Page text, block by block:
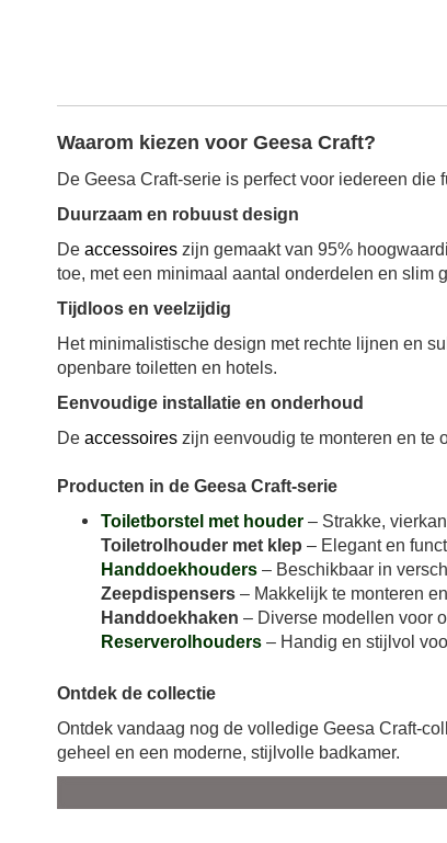
Waarom kiezen voor Geesa Craft?
De Geesa Craft-serie is perfect voor iedereen
Duurzaam en robuust design
De accessoires zijn gemaakt van 95%
toe, met een minimaal aantal onderdelen en slim
Tijdloos en veelzijdig
Het minimalistische design met rechte lijnen en
openbare toiletten en hotels.
Eenvoudige installatie en onderhoud
De accessoires zijn eenvoudig te monteren en te
Producten in de Geesa Craft-serie
Toiletborstel met houder – Strakke,
Toiletrolhouder met klep – Elegant en
Handdoekhouders – Beschikbaar in
Zeepdispensers – Makkelijk te monteren
Handdoekhaken – Diverse modellen voor
Reserverolhouders – Handig en stijlvol
Ontdek de collectie
Ontdek vandaag nog de volledige Geesa Craft-
geheel en een moderne, stijlvolle badkamer.